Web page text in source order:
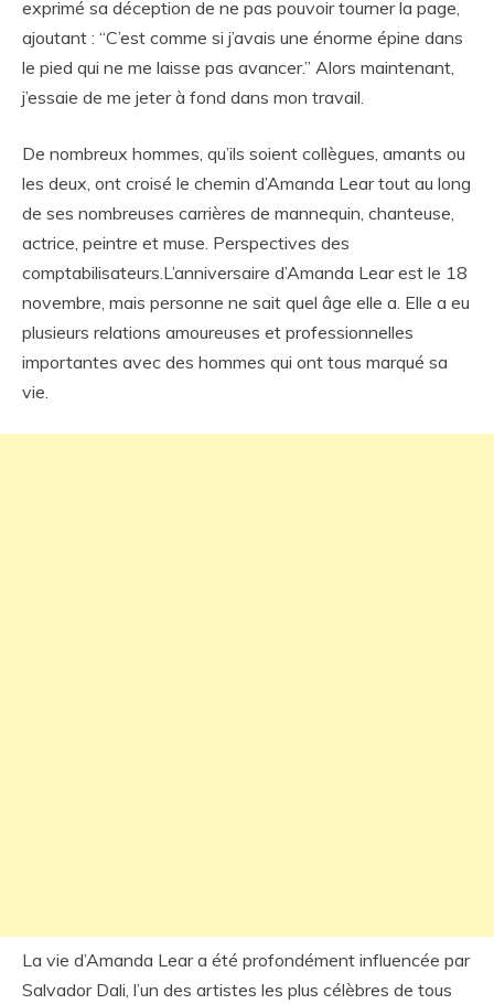
exprimé sa déception de ne pas pouvoir tourner la page,
ajoutant : “C’est comme si j’avais une énorme épine dans
le pied qui ne me laisse pas avancer.” Alors maintenant,
j’essaie de me jeter à fond dans mon travail.
De nombreux hommes, qu’ils soient collègues, amants ou
les deux, ont croisé le chemin d’Amanda Lear tout au long
de ses nombreuses carrières de mannequin, chanteuse,
actrice, peintre et muse. Perspectives des
comptabilisateurs.L’anniversaire d’Amanda Lear est le 18
novembre, mais personne ne sait quel âge elle a. Elle a eu
plusieurs relations amoureuses et professionnelles
importantes avec des hommes qui ont tous marqué sa
vie.
La vie d’Amanda Lear a été profondément influencée par
Salvador Dali, l’un des artistes les plus célèbres de tous